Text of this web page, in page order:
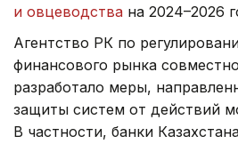
и овцеводства на 2024–2026
Агентство РК по
финансового рынка
разработало меры,
защиты систем от действий
В частности, банки